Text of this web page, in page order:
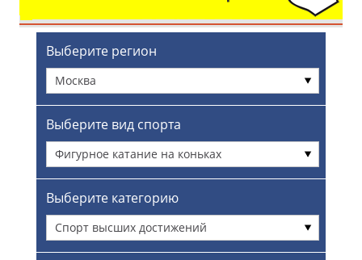
Выберите регион
Москва
Выберите вид спорта
Фигурное катание на коньках
Выберите категорию
Спорт высших достижений